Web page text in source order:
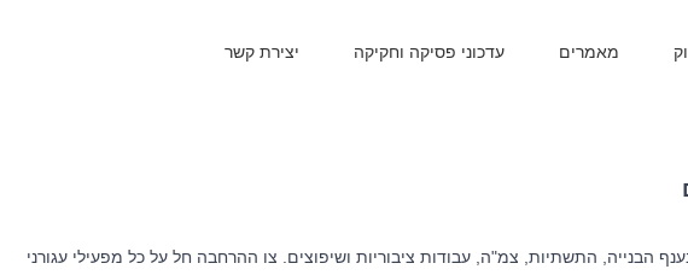
מאמרים עדכוני פסיקה וחקיקה יצירת קשר
חדש בענף הבנייה, התשתיות, צמ"ה, עבודות ציבוריות ושיפוצים. צו ההרחבה חל על כל מפעילי עגורני